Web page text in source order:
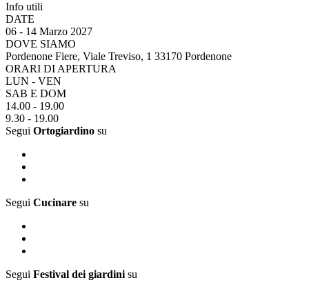
Info utili
DATE
06 - 14 Marzo 2027
DOVE SIAMO
Pordenone Fiere, Viale Treviso, 1 33170 Pordenone
ORARI DI APERTURA
LUN - VEN
SAB E DOM
14.00 - 19.00
9.30 - 19.00
Segui Ortogiardino su
Segui Cucinare su
Segui Festival dei giardini su